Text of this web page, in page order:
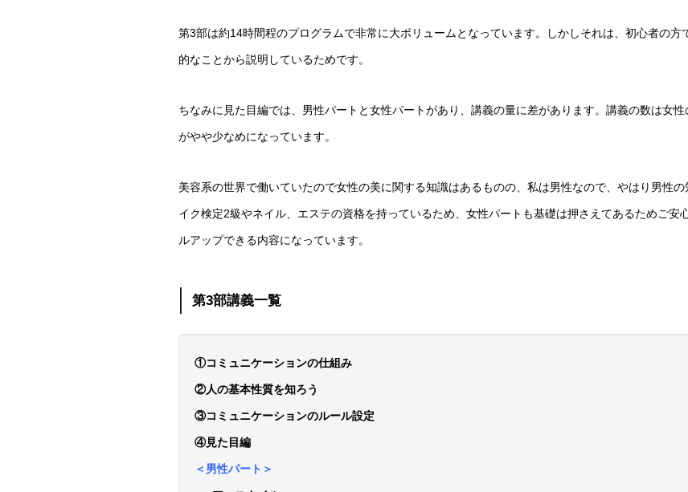
第3部は約14時間程のプログラムで非常に大ボリュームとなっています。しかしそれは、初心者の方
的なことから説明しているためです。
ちなみに見た目編では、男性パートと女性パートがあり、講義の量に差があります。講義の数は女
がやや少なめになっています。
美容系の世界で働いていたので女性の美に関する知識はあるものの、私は男性なので、やはり男性
イク検定2級やネイル、エステの資格を持っているため、女性パートも基礎は押さえてあるためご安
ルアップできる内容になっています。
第3部講義一覧
①コミュニケーションの仕組み
②人の基本性質を知ろう
③コミュニケーションのルール設定
④見た目編
＜男性パート＞